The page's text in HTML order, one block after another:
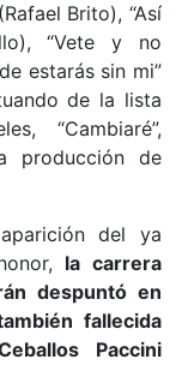
Brito), “Así
“Vete y no
estarás sin mi”
de la lista
“Cambiaré”,
producción de
del ya
la carrera
despuntó en
fallecida
Paccini